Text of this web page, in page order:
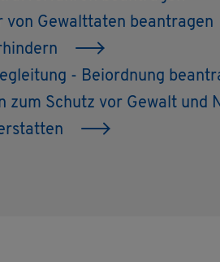
von Ge­walt­ta­ten be­an­tra­gen
- Bei­ord­nung
zum Schutz vor Ge­walt und